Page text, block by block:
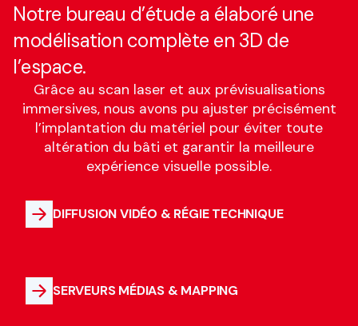
Notre bureau d’étude a élaboré une
modélisation complète en 3D de
l’espace.
Grâce au scan laser et aux prévisualisations
immersives, nous avons pu ajuster précisément
l’implantation du matériel pour éviter toute
altération du bâti et garantir la meilleure
expérience visuelle possible.
DIFFUSION VIDÉO & RÉGIE TECHNIQUE
SERVEURS MÉDIAS & MAPPING